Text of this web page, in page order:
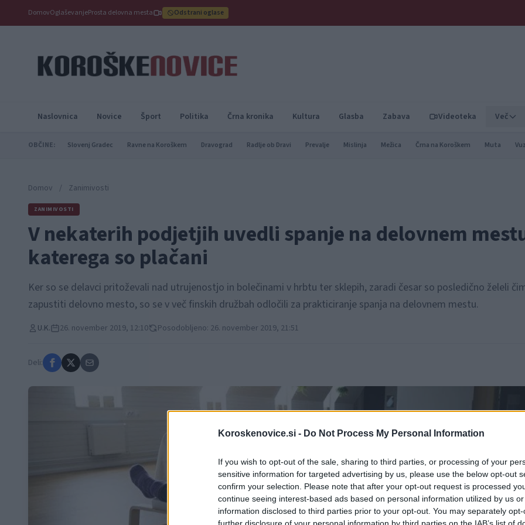
Koroskenovice.si - Do Not Process My Personal Information
If you wish to opt-out of the sale, sharing to third parties, or processing of your
sensitive information for targeted advertising by us, please use the below opt-out
confirm your selection. Please note that after your opt-out request is processed
continue seeing interest-based ads based on personal information utilized by us
information disclosed to third parties prior to your opt-out. You may separately
DomovOglaševanjeProsta delovna mesta Odstrani oglase
Naslovnica Novice Šport Politika Črna kronika Kultura Glasba Zabava Videoteka Več
OBČINE: Slovenj Gradec Ravne na Koroškem Dravograd Radlje ob Dravi Prevalje Mislinja Mežica Črna na Koroškem Muta
Domov / Zanimivosti
ZANIMIVOSTI
V nekaterih podjetjih uvedli spanje na delovnem
katerega so plačani
Ker so se delavci pritoževali nad utrujenostjo in bolečinami v hrbtu ter sklepih, zaradi česar so posledično želeli
zapustiti delovno mesto, so se v več finskih družbah odločili za prakticiranje spanja na delovnem mestu.
U.K. 26. november 2019, 12:10 Posodobljeno: 26. november 2019, 21:51
Deli: